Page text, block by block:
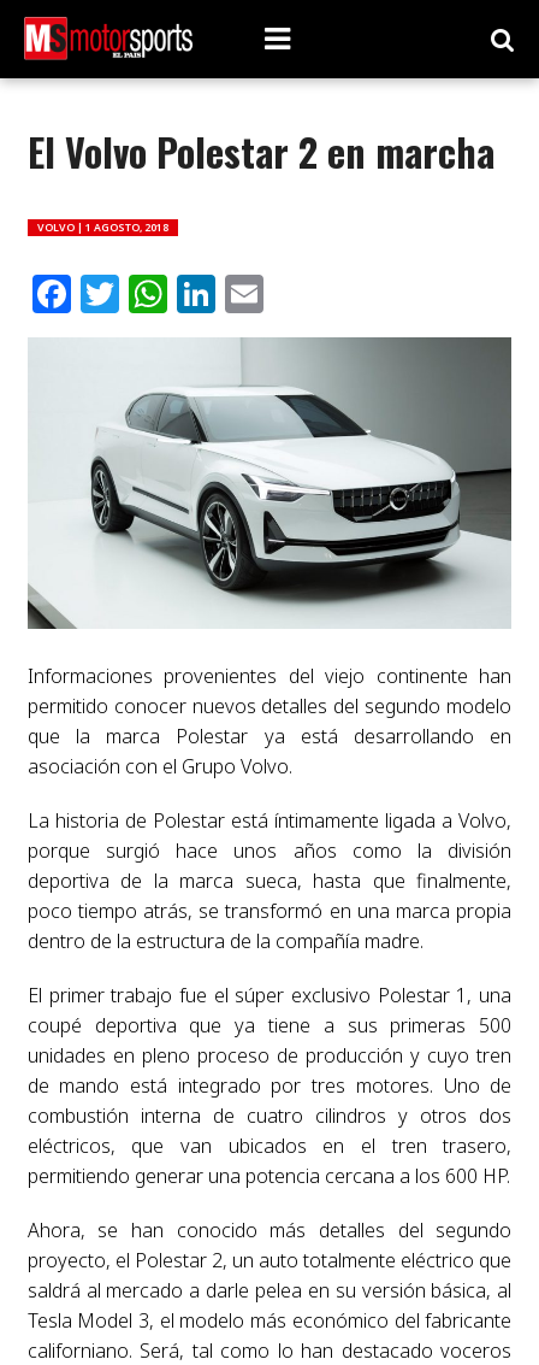
El Volvo Polestar 2 en marcha
VOLVO | 1 AGOSTO, 2018
Facebook
Twitter
WhatsApp
LinkedIn
Email
Informaciones provenientes del viejo continente han
permitido conocer nuevos detalles del segundo modelo
que la marca Polestar ya está desarrollando en
asociación con el Grupo Volvo.
La historia de Polestar está íntimamente ligada a Volvo,
porque surgió hace unos años como la división
deportiva de la marca sueca, hasta que finalmente,
poco tiempo atrás, se transformó en una marca propia
dentro de la estructura de la compañía madre.
El primer trabajo fue el súper exclusivo Polestar 1, una
coupé deportiva que ya tiene a sus primeras 500
unidades en pleno proceso de producción y cuyo tren
de mando está integrado por tres motores. Uno de
combustión interna de cuatro cilindros y otros dos
eléctricos, que van ubicados en el tren trasero,
permitiendo generar una potencia cercana a los 600 HP.
Ahora, se han conocido más detalles del segundo
proyecto, el Polestar 2, un auto totalmente eléctrico que
saldrá al mercado a darle pelea en su versión básica, al
Tesla Model 3, el modelo más económico del fabricante
californiano. Será, tal como lo han destacado voceros